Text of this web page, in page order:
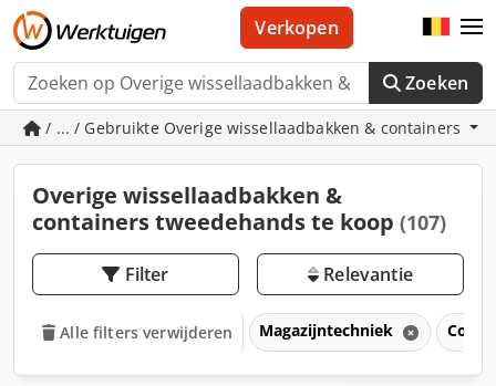
Zoeken
Verkopen
/ ... / Gebruikte Overige wissellaadbakken & containers
Overige wissellaadbakken &
containers tweedehands te koop (107)
Filter Relevantie
Alle filters verwijderen Magazijntechniek